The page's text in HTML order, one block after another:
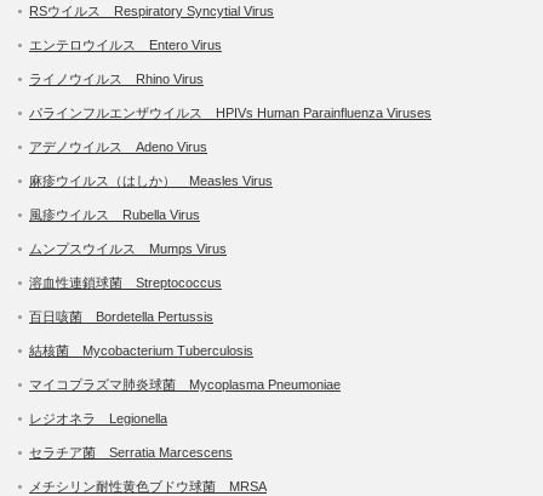
RSウイルス Respiratory Syncytial Virus
エンテロウイルス Entero Virus
ライノウイルス Rhino Virus
パラインフルエンザウイルス HPIVs Human Parainfluenza Viruses
アデノウイルス Adeno Virus
麻疹ウイルス（はしか） Measles Virus
風疹ウイルス Rubella Virus
ムンプスウイルス Mumps Virus
溶血性連鎖球菌 Streptococcus
百日咳菌 Bordetella Pertussis
結核菌 Mycobacterium Tuberculosis
マイコプラズマ肺炎球菌 Mycoplasma Pneumoniae
レジオネラ Legionella
セラチア菌 Serratia Marcescens
メチシリン耐性黄色ブドウ球菌 MRSA